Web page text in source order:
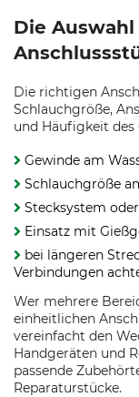
Die
Die richtigen
Schlauchgröße,
und Häufigkeit des
Gewinde am
Schlauchgröße
Stecksystem
Einsatz mit
bei längeren
Verbindungen
Wer mehrere
einheitlichen
vereinfacht den
Handgeräten und
passende
Reparaturstücke.